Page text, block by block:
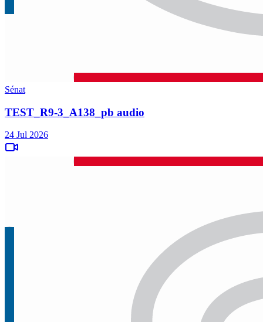
Sénat
TEST_R9-3_A138_pb audio
24 Jul 2026